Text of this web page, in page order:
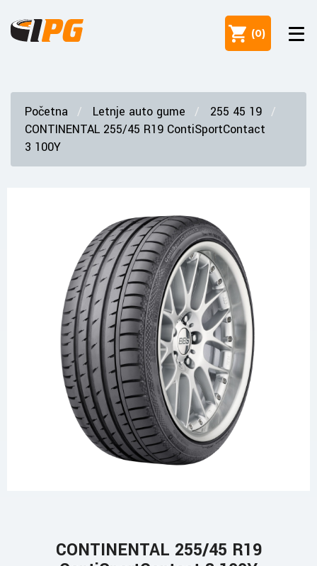
(0)
Početna Letnje auto gume
255 45 19
CONTINENTAL 255/45 R19 ContiSportContact
3 100Y
CONTINENTAL 255/45 R19